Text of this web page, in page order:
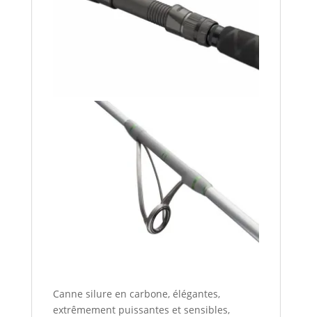
Canne silure en carbone, élégantes,
extrêmement puissantes et sensibles,